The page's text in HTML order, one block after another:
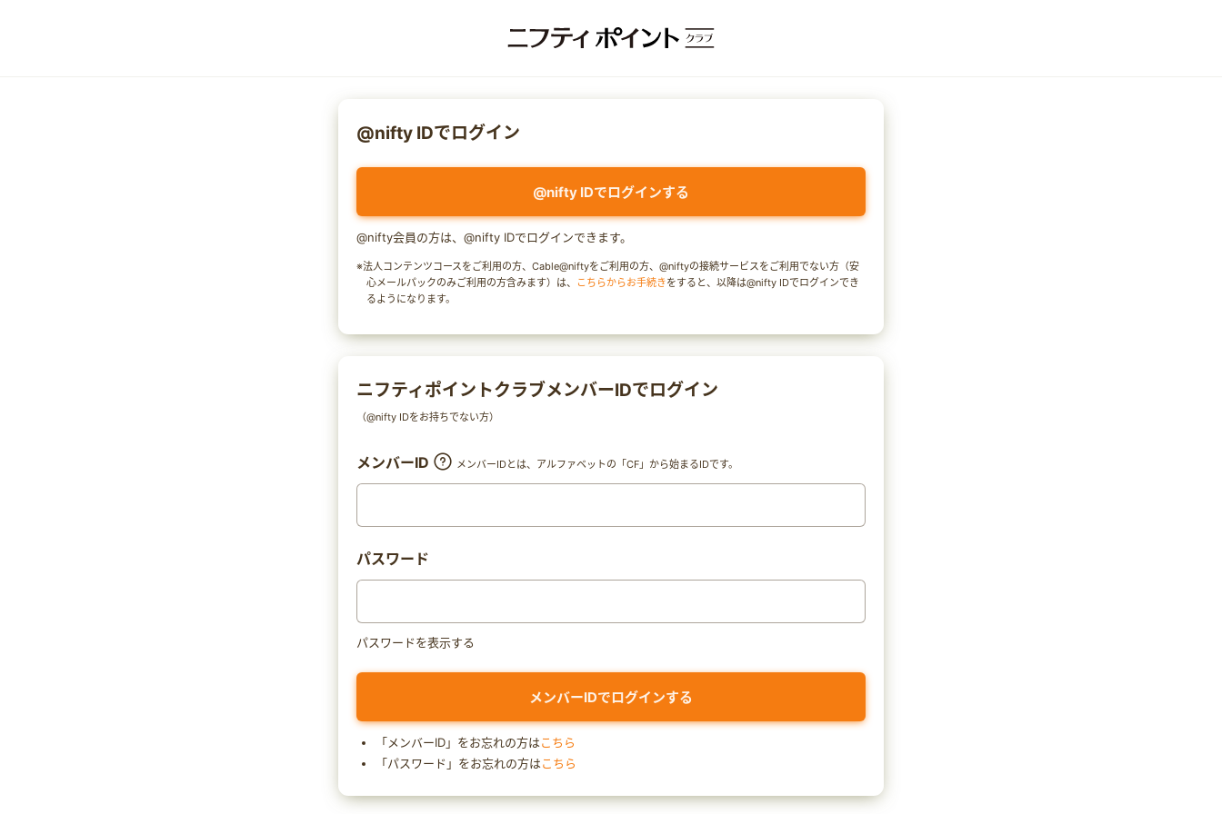
@nifty IDでログイン
@nifty IDでログインする
@nifty会員の方は、@nifty IDでログインできます。
※法人コンテンツコースをご利用の方、Cable@niftyをご利用の方、@niftyの接続サービスをご利用でない方（安
心メールパックのみご利用の方含みます）は、
こちらからお手続きをすると、以降は@nifty IDでログインでき
るようになります。
ニフティポイントクラブメンバーIDでログイン
（@nifty IDをお持ちでない方）
メンバーID メンバーIDとは、アルファベットの「CF」から始まるIDです。
パスワード
パスワードを表示する
「メンバーID」をお忘れの方はこちら
「パスワード」をお忘れの方はこちら